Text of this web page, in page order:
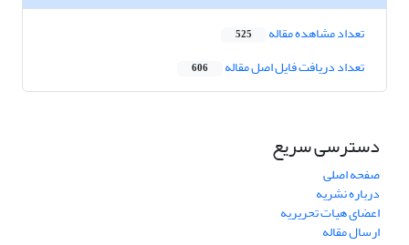
تعداد مشاهده مقاله 525
تعداد دریافت فایل اصل مقاله 606
دسترسی سریع
صفحه اصلی
درباره نشریه
اعضای هیات تحریریه
ارسال مقاله